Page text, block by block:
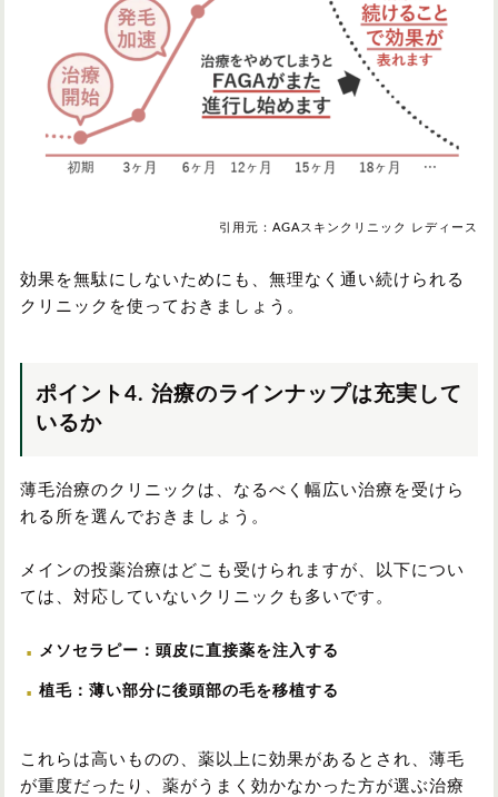
引用元：AGAスキンクリニック レディース
効果を無駄にしないためにも、無理なく通い続けられる
クリニックを使っておきましょう。
ポイント4. 治療のラインナップは充実して
いるか
薄毛治療のクリニックは、なるべく幅広い治療を受けら
れる所を選んでおきましょう。
メインの投薬治療はどこも受けられますが、以下につい
ては、対応していないクリニックも多いです。
メソセラピー：頭皮に直接薬を注入する
植毛：薄い部分に後頭部の毛を移植する
これらは高いものの、薬以上に効果があるとされ、薄毛
が重度だったり、薬がうまく効かなかった方が選ぶ治療